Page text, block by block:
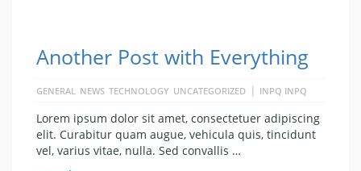
Another Post with Everything
GENERAL NEWS TECHNOLOGY UNCATEGORIZED | INPQ INPQ
Lorem ipsum dolor sit amet, consectetuer adipiscing
elit. Curabitur quam augue, vehicula quis, tincidunt
vel, varius vitae, nulla. Sed convallis …